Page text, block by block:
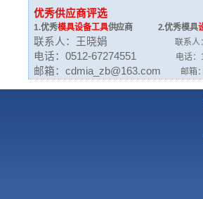
优秀供应商评选
1.优秀模具设备工具供应商 2.优秀模具
联系人：王晓娟联
电话：0512-67274551 电
邮箱：cdmia_zb@163.com 邮箱：